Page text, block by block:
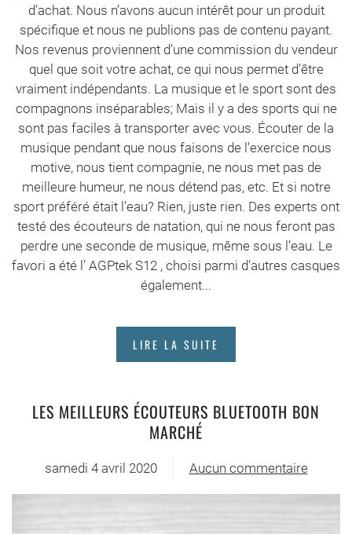
d’achat. Nous n’avons aucun intérêt pour un produit
spécifique et nous ne publions pas de contenu payant.
Nos revenus proviennent d’une commission du vendeur
quel que soit votre achat, ce qui nous permet d’être
vraiment indépendants. La musique et le sport sont des
compagnons inséparables; Mais il y a des sports qui ne
sont pas faciles à transporter avec vous. Écouter de la
musique pendant que nous faisons de l’exercice nous
motive, nous tient compagnie, ne nous met pas de
meilleure humeur, ne nous détend pas, etc. Et si notre
sport préféré était l’eau? Rien, juste rien. Des experts ont
testé des écouteurs de natation, qui ne nous feront pas
perdre une seconde de musique, même sous l’eau. Le
favori a été l’ AGPtek S12 , choisi parmi d’autres casques
également...
LIRE LA SUITE
LES MEILLEURS ÉCOUTEURS BLUETOOTH BON
MARCHÉ
samedi 4 avril 2020 Aucun commentaire
sur
Les